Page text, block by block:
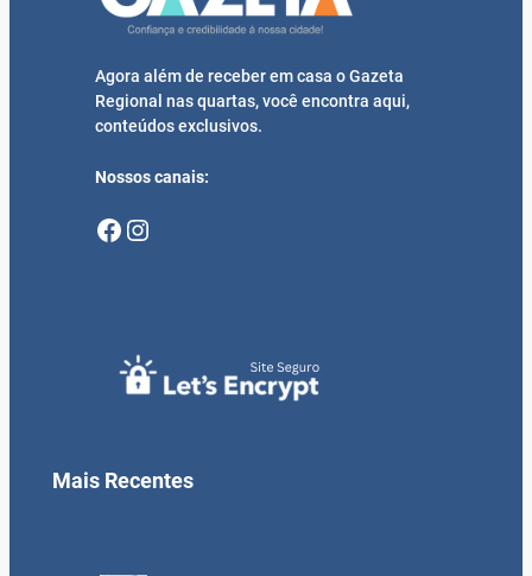
Agora além de receber em casa o Gazeta
Regional nas quartas, você encontra aqui,
conteúdos exclusivos.
Nossos canais:
Facebook Instagram
Mais Recentes